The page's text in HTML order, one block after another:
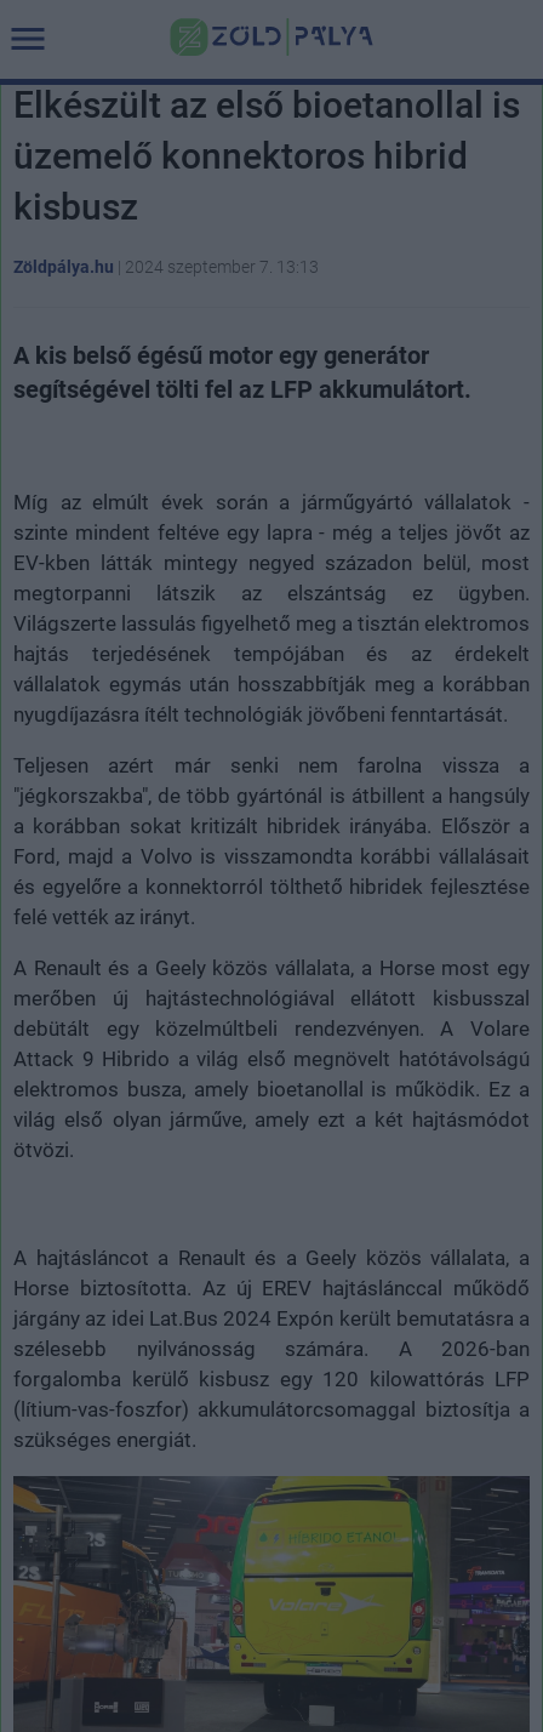
Elkészült az első bioetanollal is
üzemelő konnektoros hibrid
kisbusz
Zöldpálya.hu | 2024 szeptember 7. 13:13
A kis belső égésű motor egy generátor
segítségével tölti fel az LFP akkumulátort.
Míg az elmúlt évek során a járműgyártó vállalatok -
szinte mindent feltéve egy lapra - még a teljes jövőt az
EV-kben látták mintegy negyed századon belül, most
megtorpanni látszik az elszántság ez ügyben.
Világszerte lassulás figyelhető meg a tisztán elektromos
hajtás terjedésének tempójában és az érdekelt
vállalatok egymás után hosszabbítják meg a korábban
nyugdíjazásra ítélt technológiák jövőbeni fenntartását.
Teljesen azért már senki nem farolna vissza a
"jégkorszakba", de több gyártónál is átbillent a hangsúly
a korábban sokat kritizált hibridek irányába. Először a
Ford, majd a Volvo is visszamondta korábbi vállalásait
és egyelőre a konnektorról tölthető hibridek fejlesztése
felé vették az irányt.
A Renault és a Geely közös vállalata, a Horse most egy
merőben új hajtástechnológiával ellátott kisbusszal
debütált egy közelmúltbeli rendezvényen. A Volare
Attack 9 Hibrido a világ első megnövelt hatótávolságú
elektromos busza, amely bioetanollal is működik. Ez a
világ első olyan járműve, amely ezt a két hajtásmódot
ötvözi.
A hajtásláncot a Renault és a Geely közös vállalata, a
Horse biztosította. Az új EREV hajtáslánccal működő
járgány az idei Lat.Bus 2024 Expón került bemutatásra a
szélesebb nyilvánosság számára. A 2026-ban
forgalomba kerülő kisbusz egy 120 kilowattórás LFP
(lítium-vas-foszfor) akkumulátorcsomaggal biztosítja a
szükséges energiát.